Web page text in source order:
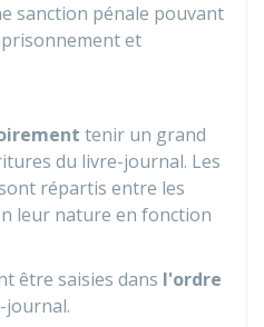
sanction pénale pouvant
et
tenir un grand
du livre-journal. Les
répartis entre les
leur nature en fonction
être saisies dans l'ordre
journal.